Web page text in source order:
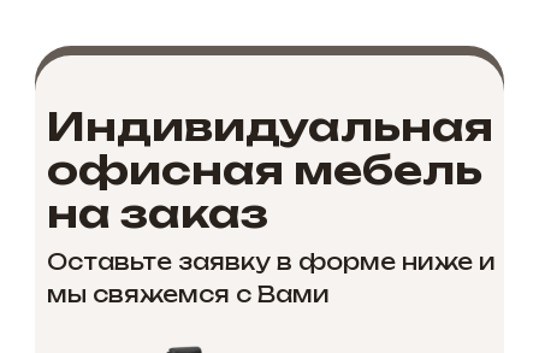
Оставьте заявку в форме ниже и
мы свяжемся с Вами
Индивидуальная
офисная мебель
на заказ